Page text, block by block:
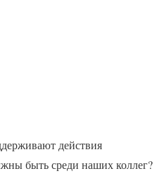
действия
быть среди наших коллег?